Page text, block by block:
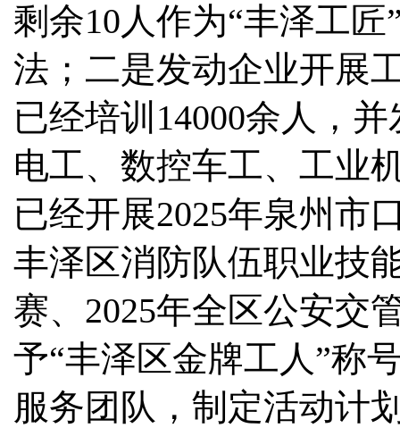
剩余10人作为“丰泽工
法；二是发动企业开展
已经培训14000余人，
电工、数控车工、工业
已经开展2025年泉州市
丰泽区消防队伍职业技
赛、2025年全区公安交
予“丰泽区金牌工人”称
服务团队，制定活动计